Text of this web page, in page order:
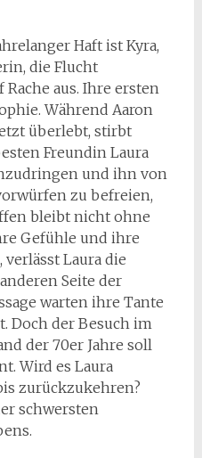
Haft ist Kyra,
die Flucht
aus. Ihre ersten
Während Aaron
überlebt, stirbt
Freundin Laura
und ihn von
zu befreien,
bleibt nicht ohne
Gefühle und ihre
Laura die
Seite der
warten ihre Tante
Doch der Besuch im
der 70er Jahre soll
Wird es Laura
zurückzukehren?
schwersten